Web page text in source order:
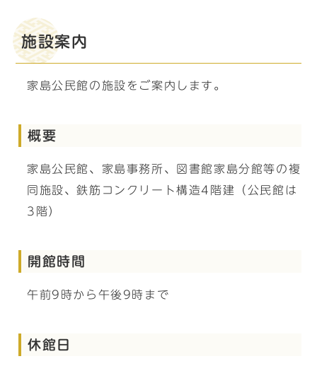
施設案内
家島公民館の施設をご案内します。
概要
家島公民館、家島事務所、図書館家島分館等の複
同施設、鉄筋コンクリート構造4階建（公民館は
3階）
開館時間
午前9時から午後9時まで
休館日